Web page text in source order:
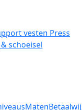
vesten Press
schoeisel
Maten